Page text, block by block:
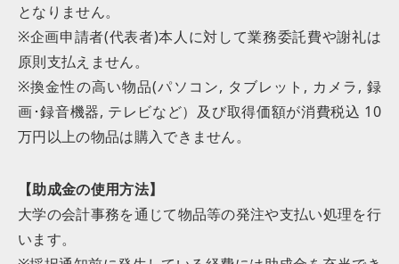
となりません。
※企画申請者(代表者)本人に対して業務委託費や謝礼は
原則支払えません。
※換金性の⾼い物品(パソコン, タブレット, カメラ, 録
画･録⾳機器, テレビなど）及び取得価額が消費税込 10
万円以上の物品は購⼊できません。
【助成金の使用方法】
大学の会計事務を通じて物品等の発注や支払い処理を行
います。